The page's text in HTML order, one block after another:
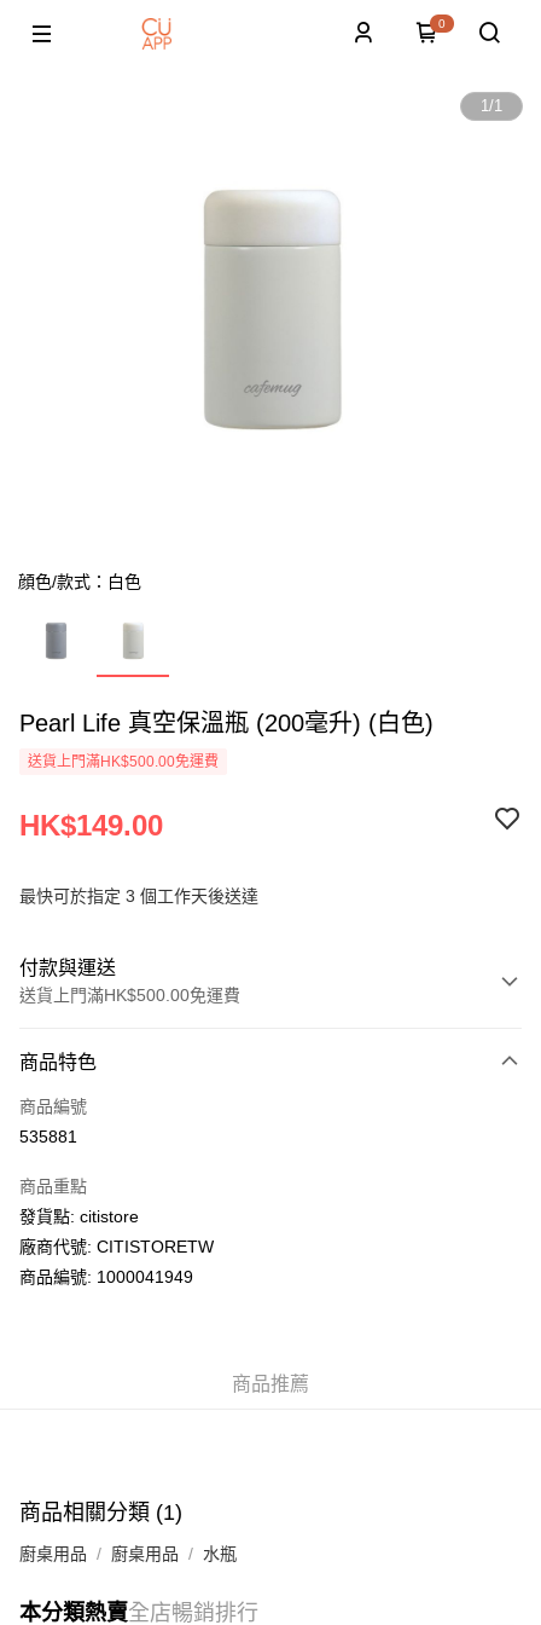
0
1/1
顔色/款式：白色
Pearl Life 真空保溫瓶 (200毫升) (白色)
送貨上門滿HK$500.00免運費
HK$149.00
最快可於指定 3 個工作天後送達
付款與運送
送貨上門滿HK$500.00免運費
信用卡
AlipayHK
WeChat Pay
送貨方式
每筆HK$50.00，滿HK$200.00或以上免運費
UNY 門市自取
商品特色
商品編號
535881
商品重點
發貨點: citistore
廠商代號: CITISTORETW
商品編號: 1000041949
商品推薦
商品相關分類 (1)
廚桌用品 廚桌用品 水瓶
本分類熱賣全店暢銷排行